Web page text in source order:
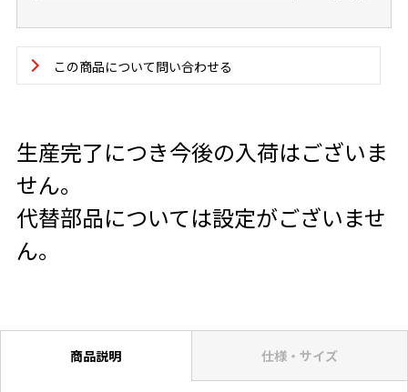
この商品について問い合わせる
生産完了につき今後の入荷はございま
せん。
代替部品については設定がございませ
ん。
商品説明 仕様・サイズ